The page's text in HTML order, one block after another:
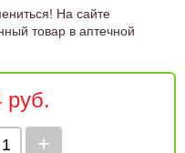
На сайте
товар в аптечной
руб.
+